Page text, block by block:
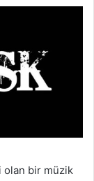
olan bir müzik